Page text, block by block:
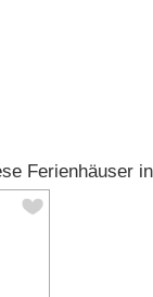
Ferienhäuser